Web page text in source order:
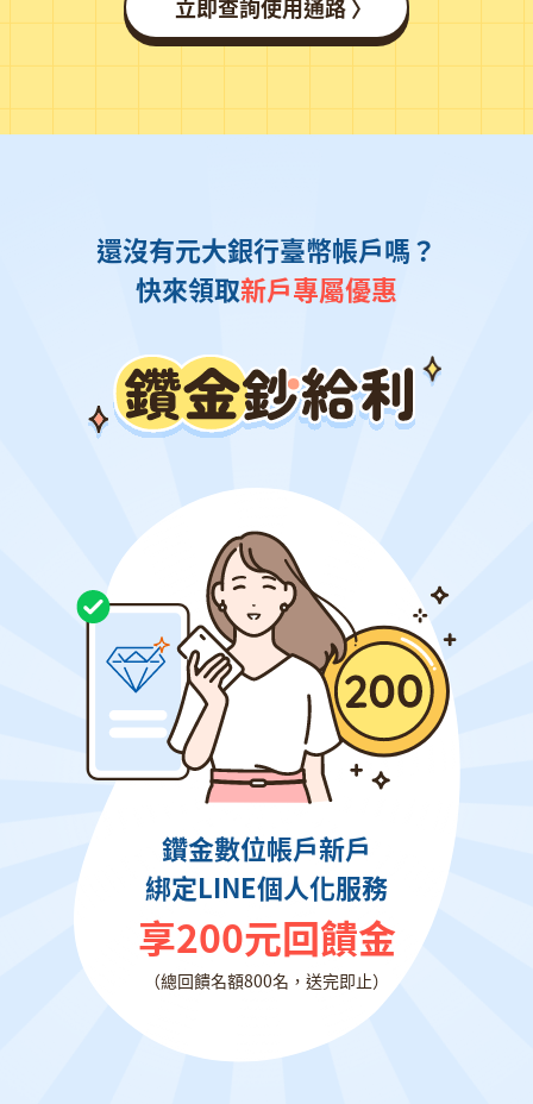
立即查詢使用通路 〉
還沒有元大銀行臺幣帳戶嗎？
快來領取新戶專屬優惠
鑽金數位帳戶新戶
綁定LINE個人化服務
享200元回饋金
（總回饋名額800名，送完即止）